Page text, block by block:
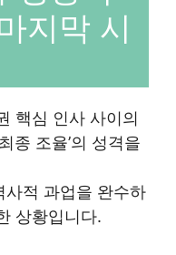
지막 시
핵심 인사 사이의
종 조율’의 성격을
사적 과업을 완수하
상황입니다.